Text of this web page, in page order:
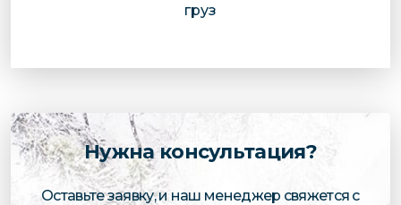
груз
Нужна консультация?
Оставьте заявку, и наш менеджер свяжется с